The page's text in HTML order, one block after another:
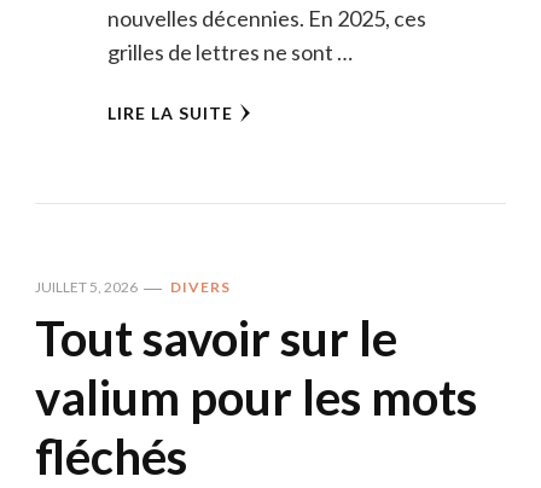
nouvelles décennies. En 2025, ces
grilles de lettres ne sont …
LIRE LA SUITE
JUILLET 5, 2026 DIVERS
Tout savoir sur le
valium pour les mots
fléchés